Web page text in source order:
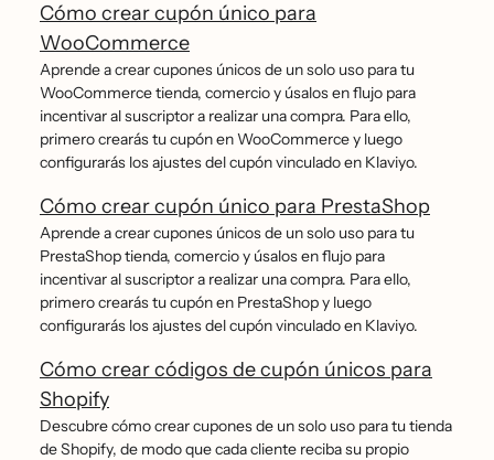
Cómo crear cupón único para
WooCommerce
Aprende a crear cupones únicos de un solo uso para tu
WooCommerce tienda, comercio y úsalos en flujo para
incentivar al suscriptor a realizar una compra. Para ello,
primero crearás tu cupón en WooCommerce y luego
configurarás los ajustes del cupón vinculado en Klaviyo.
Cómo crear cupón único para PrestaShop
Aprende a crear cupones únicos de un solo uso para tu
PrestaShop tienda, comercio y úsalos en flujo para
incentivar al suscriptor a realizar una compra. Para ello,
primero crearás tu cupón en PrestaShop y luego
configurarás los ajustes del cupón vinculado en Klaviyo.
Cómo crear códigos de cupón únicos para
Shopify
Descubre cómo crear cupones de un solo uso para tu tienda
de Shopify, de modo que cada cliente reciba su propio